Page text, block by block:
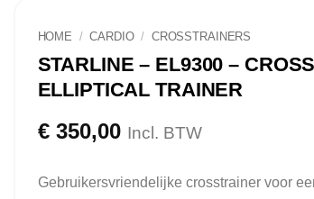
HOME / CARDIO / CROSSTRAINERS
STARLINE – EL9300 –
ELLIPTICAL TRAINER
€350,00 Incl. BTW
Gebruikersvriendelijke crosstrainer voor